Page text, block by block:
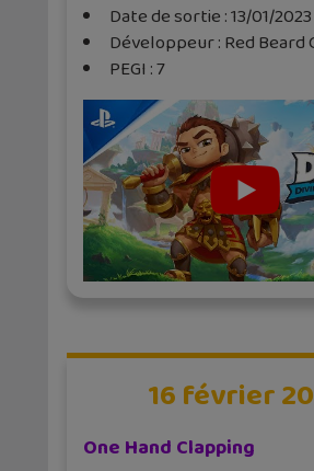
Date de sortie : 13/01/2023
Développeur : Red Beard
PEGI : 7
16 février
One Hand Clapping